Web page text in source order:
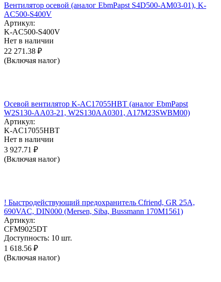
Вентилятор осевой (аналог EbmPapst S4D500-AM03-01), K-
AC500-S400V
Артикул:
K-AC500-S400V
Нет в наличии
22 271.38 ₽
(Включая налог)
Осевой вентилятор K-AC17055HBT (аналог EbmPapst
W2S130-AA03-21, W2S130AA0301, A17M23SWBM00)
Артикул:
K-AC17055HBT
Нет в наличии
3 927.71 ₽
(Включая налог)
! Быстродействующий предохранитель Cfriend, GR 25А,
690VAC, DIN000 (Mersen, Siba, Bussmann 170M1561)
Артикул:
CFM9025DT
Доступность: 10 шт.
1 618.56 ₽
(Включая налог)